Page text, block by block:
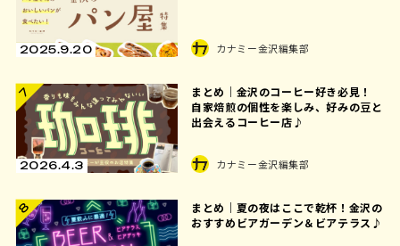
2025.9.20 カナミー金沢編集部
7
2026.4.3
まとめ｜金沢のコーヒー好き必見！
自家焙煎の個性を楽しみ、好みの豆と
出会えるコーヒー店♪
カナミー金沢編集部
8
まとめ｜夏の夜はここで乾杯！金沢の
おすすめビアガーデン＆ビアテラス♪